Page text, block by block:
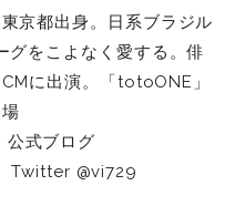
京都出身。日系ブラジル
グをこよなく愛する。俳
に出演。「totoONE」
公式ブログ
Twitter @vi729